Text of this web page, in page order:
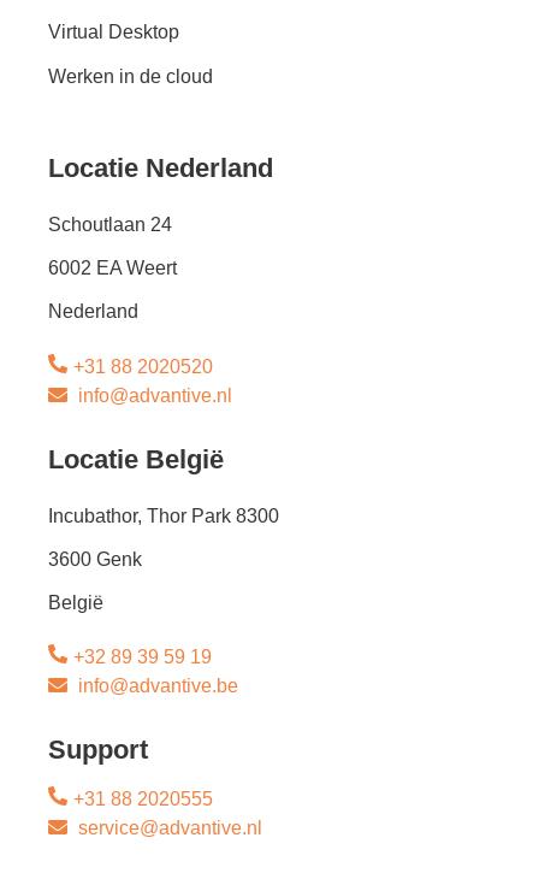
Virtual Desktop
Werken in de cloud
Locatie Nederland
Schoutlaan 24
6002 EA Weert
Nederland
+31 88 2020520
info@advantive.nl
Locatie België
Incubathor, Thor Park 8300
3600 Genk
België
+32 89 39 59 19
info@advantive.be
Support
+31 88 2020555
service@advantive.nl